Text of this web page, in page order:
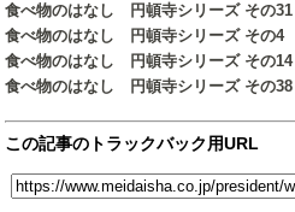
食べ物のはなし 円頓寺シリーズ その31
食べ物のはなし 円頓寺シリーズ その4
食べ物のはなし 円頓寺シリーズ その14
食べ物のはなし 円頓寺シリーズ その38
この記事のトラックバック用URL